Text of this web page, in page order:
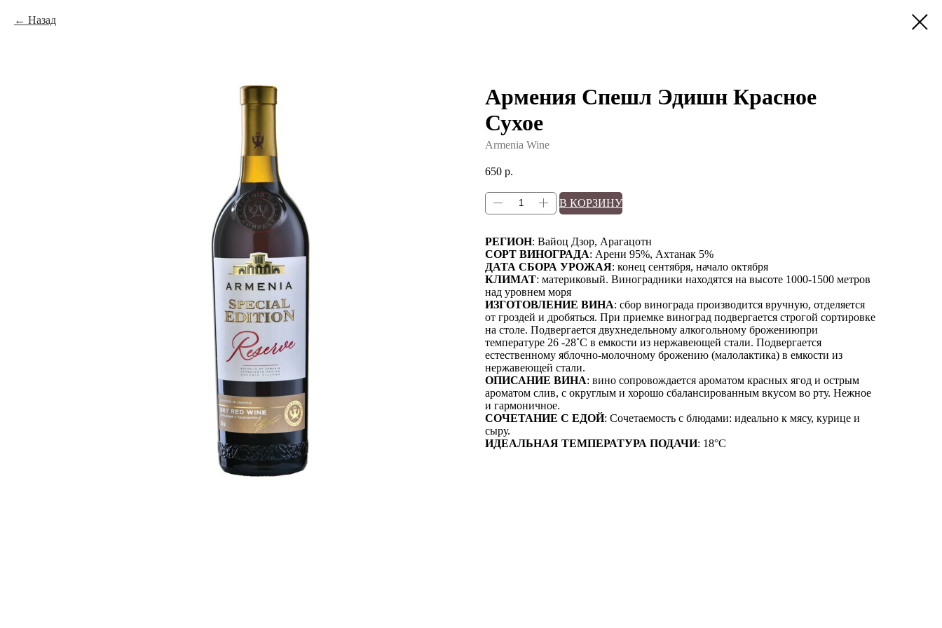
Назад
Армения Спешл Эдишн Красное
Сухое
Armenia Wine
650 р.
В КОРЗИНУ
РЕГИОН: Вайоц Дзор, Арагацотн
СОРТ ВИНОГРАДА: Арени 95%, Ахтанак 5%
ДАТА СБОРА УРОЖАЯ: конец сентября, начало октября
КЛИМАТ: материковый. Виноградники находятся на высоте 1000-1500 метров
над уровнем моря
ИЗГОТОВЛЕНИЕ ВИНА: сбор винограда производится вручную, отделяется
от гроздей и дробяться. При приемке виноград подвергается строгой сортировке
на столе. Подвергается двухнедельному алкогольному брожениюпри
температуре 26 -28˚C в емкости из нержавеющей стали. Подвергается
естественному яблочно-молочному брожению (малолактика) в емкости из
нержавеющей стали.
ОПИСАНИЕ ВИНА: вино сопровождается ароматом красных ягод и острым
ароматом слив, с округлым и хорошо сбалансированным вкусом во рту. Нежное
и гармоничное.
СОЧЕТАНИЕ С ЕДОЙ: Сочетаемость с блюдами: идеально к мясу, курице и
сыру.
ИДЕАЛЬНАЯ ТЕМПЕРАТУРА ПОДАЧИ: 18°C